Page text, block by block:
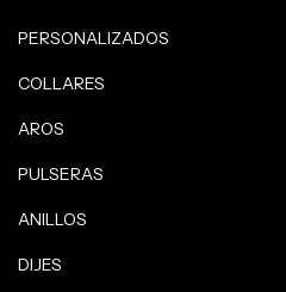
PERSONALIZADOS
COLLARES
AROS
PULSERAS
ANILLOS
DIJES